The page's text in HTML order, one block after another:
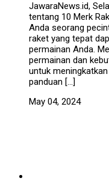
JawaraNews.id,
tentang 10 Merk
Anda seorang
raket yang tepat
permainan Anda.
permainan dan
untuk
panduan […]
May 04, 2024